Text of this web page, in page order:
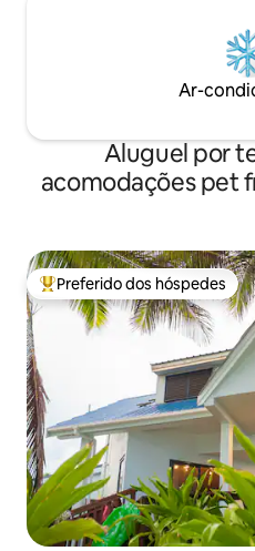
Ar-
Aluguel por
acomodações pet
Entre os melhores preferidos
Preferido dos hóspedes